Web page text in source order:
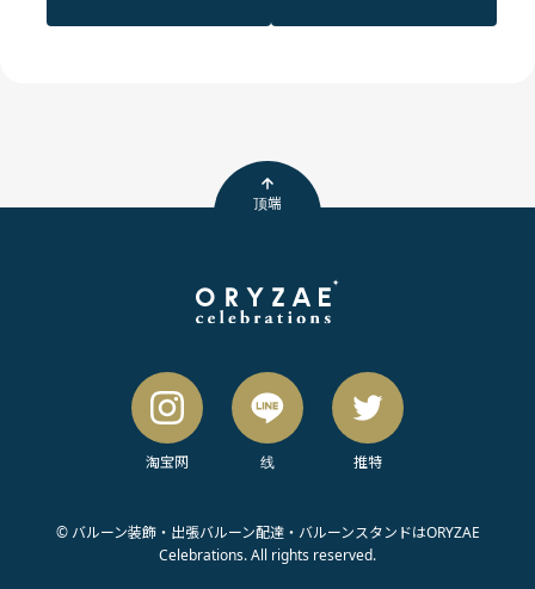
顶端
淘宝网 线 推特
© バルーン装飾・出張バルーン配達・バルーンスタンドはORYZAE
Celebrations. All rights reserved.